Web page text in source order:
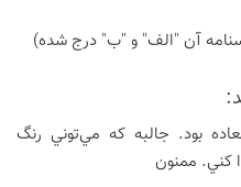
آن "الف" و "ب" درج شده)
بود. جالبه كه مي‌توني رنگ
كني. ممنون